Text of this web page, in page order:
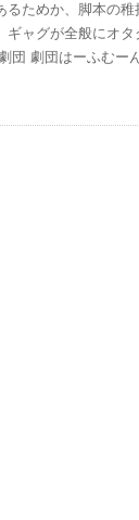
るためか、脚本の稚
ギャグが全般にオタ
団 劇団はーふむー